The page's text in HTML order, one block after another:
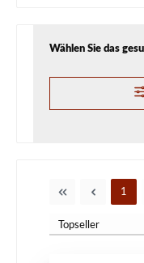
Wählen Sie das
Seite
1